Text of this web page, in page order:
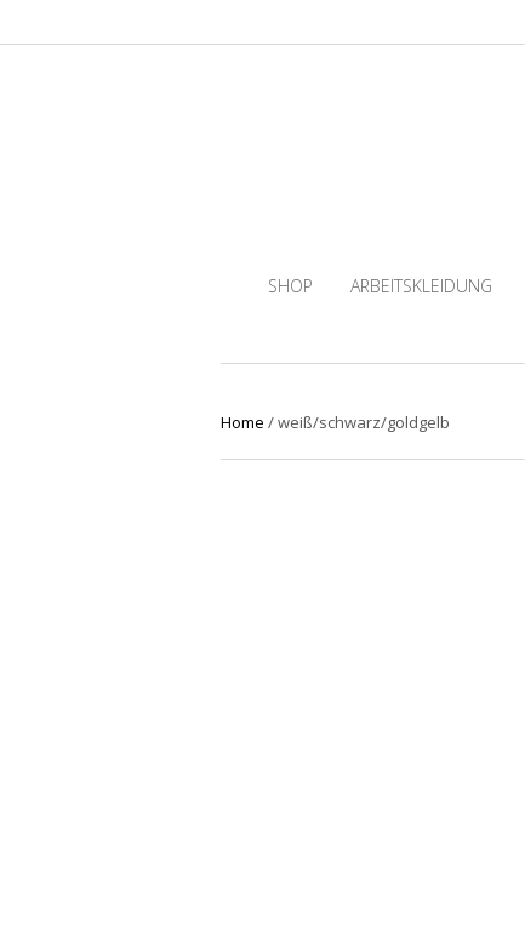
SHOP ARBEITSKLEIDUNG
Home /weiß/schwarz/goldgelb